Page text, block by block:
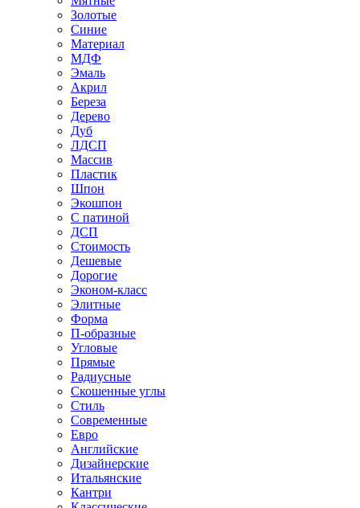
Золотые
Синие
Материал
МДФ
Эмаль
Акрил
Береза
Дерево
Дуб
ЛДСП
Массив
Пластик
Шпон
Экошпон
С патиной
ДСП
Стоимость
Дешевые
Дорогие
Эконом-класс
Элитные
Форма
П-образные
Угловые
Прямые
Радиусные
Скошенные углы
Стиль
Современные
Евро
Английские
Дизайнерские
Итальянские
Кантри